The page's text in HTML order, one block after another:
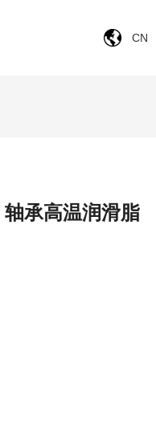
CN
承高温润滑脂